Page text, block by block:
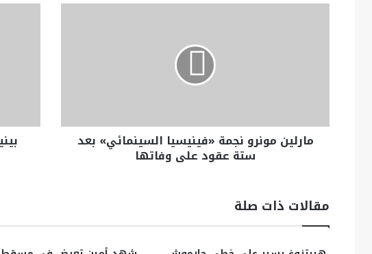
مارلين مونرو نجمة «فينيسيا السينمائي» بعد
ستة عقود على وفاتها
مقالات ذات صلة